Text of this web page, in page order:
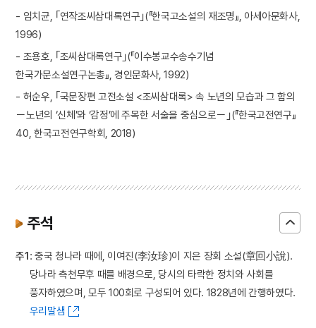
- 임치균, ｢연작조씨삼대록연구｣(『한국고소설의 재조명』, 아세아문화사,
1996)
- 조용호, ｢조씨삼대록연구｣(『이수봉교수송수기념
한국가문소설연구논총』, 경인문화사, 1992)
- 허순우, ｢국문장편 고전소설 <조씨삼대록> 속 노년의 모습과 그 함의
－노년의 ‘신체’와 ‘감정’에 주목한 서술을 중심으로－｣(『한국고전연구』
40, 한국고전연구학회, 2018)
주석
주1: 중국 청나라 때에, 이여진(李汝珍)이 지은 장회 소설(章回小說).
당나라 측천무후 때를 배경으로, 당시의 타락한 정치와 사회를
풍자하였으며, 모두 100회로 구성되어 있다. 1828년에 간행하였다.
우리말샘